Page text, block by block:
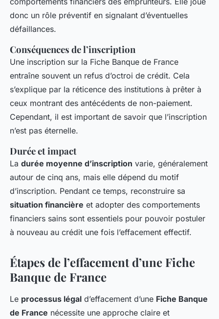
donc un rôle préventif en signalant d’éventuelles
défaillances.
Conséquences de l’inscription
Une inscription sur la Fiche Banque de France
entraîne souvent un refus d’octroi de crédit. Cela
s’explique par la réticence des institutions à prêter à
ceux montrant des antécédents de non-paiement.
Cependant, il est important de savoir que l’inscription
n’est pas éternelle.
Durée et impact
La durée moyenne d’inscription varie, généralement
autour de cinq ans, mais elle dépend du motif
d’inscription. Pendant ce temps, reconstruire sa
situation financière et adopter des comportements
financiers sains sont essentiels pour pouvoir postuler
à nouveau au crédit une fois l’effacement effectif.
Étapes de l’effacement d’une Fiche
Banque de France
Le processus légal d’effacement d’une Fiche Banque
de France nécessite une approche claire et